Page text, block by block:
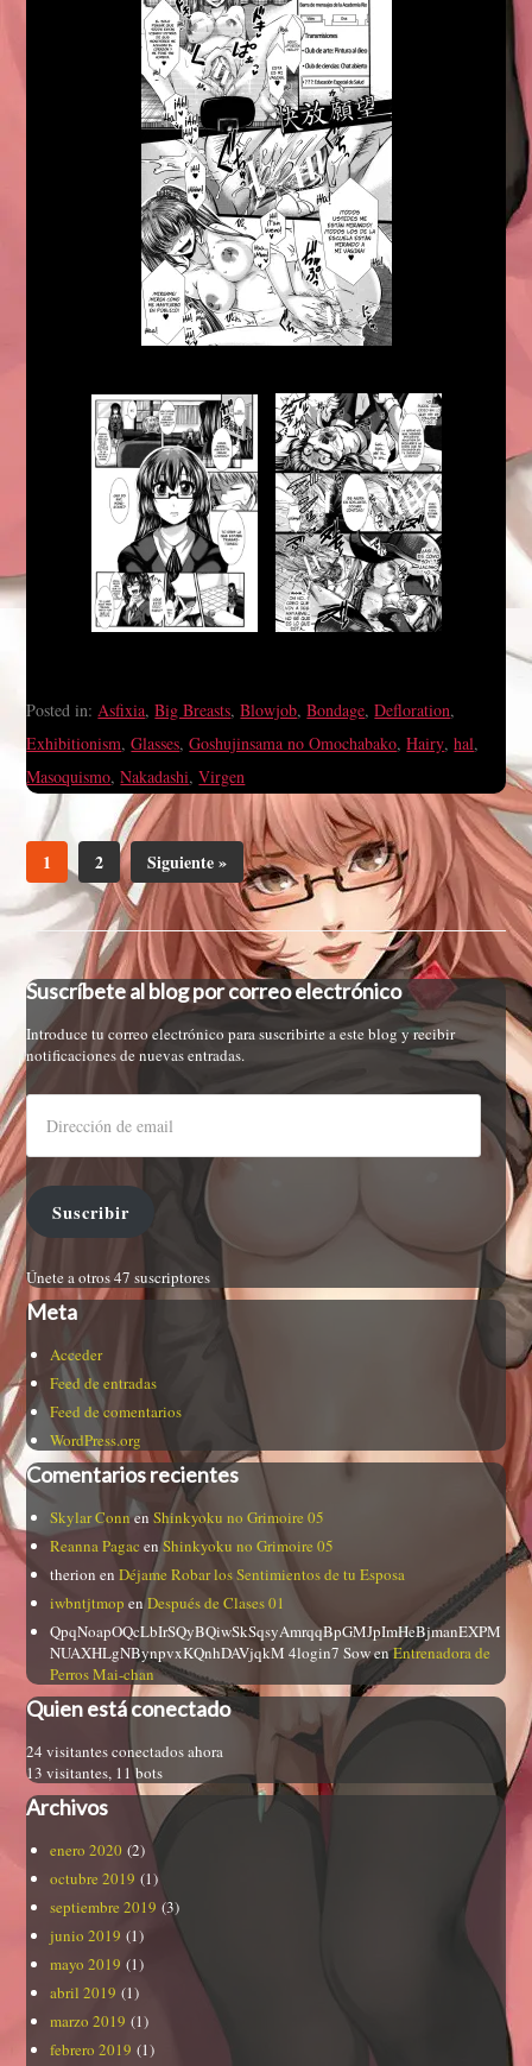
Posted in:Asfixia,Big Breasts,Blowjob,Bondage,Defloration,
Exhibitionism,Glasses,Goshujinsama no Omochabako,Hairy,hal,
Masoquismo,Nakadashi,Virgen
1 2 Siguiente »
Suscríbete al blog por correo electrónico
Introduce tu correo electrónico para suscribirte a este blog y recibir
notificaciones de nuevas entradas.
Suscribir
Únete a otros 47 suscriptores
Meta
Acceder
Feed de entradas
Feed de comentarios
WordPress.org
Comentarios recientes
Skylar ConnenShinkyoku no Grimoire 05
Reanna Pagac enShinkyoku no Grimoire 05
therion enDéjame Robar los Sentimientos de tu Esposa
iwbntjtmop enDespués de Clases 01
QpqNoapOQcLbIrSQyBQiwSkSqsyAmrqqBpGMJpImHeBjmanEXPM
NUAXHLgNBynpvxKQnhDAVjqkM 4login7 SowenEntrenadora de
Perros Mai-chan
Quien está conectado
24 visitantes conectados ahora
13 visitantes, 11 bots
Archivos
enero 2020 (2)
octubre 2019 (1)
septiembre 2019 (3)
junio 2019 (1)
mayo 2019 (1)
abril 2019 (1)
marzo 2019 (1)
febrero 2019 (1)